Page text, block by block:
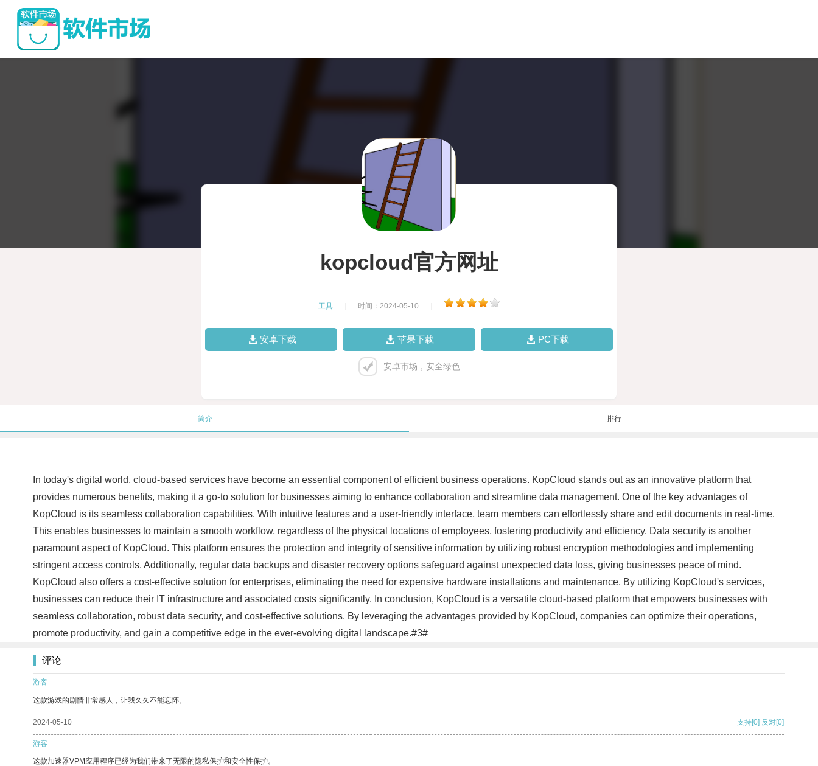
kopcloud官方网址
工具 时间：2024-05-10
安卓下载 苹果下载 PC下载
安卓市场，安全绿色
简介 排行
In today's digital world, cloud-based services have become an essential component of efficient business operations. KopCloud stands out as an innovative platform that
provides numerous benefits, making it a go-to solution for businesses aiming to enhance collaboration and streamline data management. One of the key advantages of
KopCloud is its seamless collaboration capabilities. With intuitive features and a user-friendly interface, team members can effortlessly share and edit documents in real-time.
This enables businesses to maintain a smooth workflow, regardless of the physical locations of employees, fostering productivity and efficiency. Data security is another
paramount aspect of KopCloud. This platform ensures the protection and integrity of sensitive information by utilizing robust encryption methodologies and implementing
stringent access controls. Additionally, regular data backups and disaster recovery options safeguard against unexpected data loss, giving businesses peace of mind.
KopCloud also offers a cost-effective solution for enterprises, eliminating the need for expensive hardware installations and maintenance. By utilizing KopCloud's services,
businesses can reduce their IT infrastructure and associated costs significantly. In conclusion, KopCloud is a versatile cloud-based platform that empowers businesses with
seamless collaboration, robust data security, and cost-effective solutions. By leveraging the advantages provided by KopCloud, companies can optimize their operations,
promote productivity, and gain a competitive edge in the ever-evolving digital landscape.#3#
评论
游客
这款游戏的剧情非常感人，让我久久不能忘怀。
2024-05-10 支持[0] 反对[0]
游客
这款加速器VPM应用程序已经为我们带来了无限的隐私保护和安全性保护。